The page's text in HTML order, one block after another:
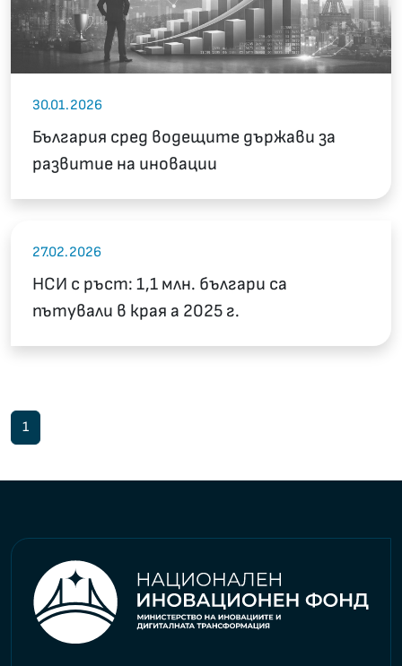
30.01.2026
България сред водещите държави за
развитие на иновации
27.02.2026
НСИ с ръст: 1,1 млн. българи са
пътували в края а 2025 г.
1